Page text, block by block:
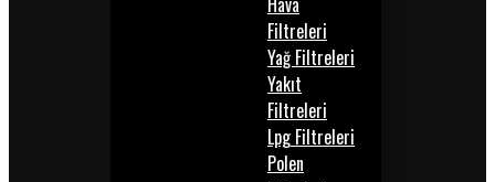
Filtreleri
Yağ Filtreleri
Yakıt
Filtreleri
Lpg Filtreleri
Polen